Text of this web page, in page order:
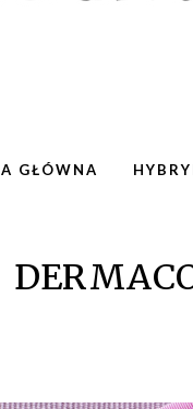
GŁÓWNA